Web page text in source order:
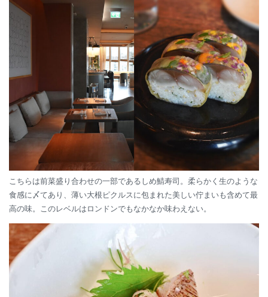
こちらは前菜盛り合わせの一部であるしめ鯖寿司。柔らかく生のような
食感に〆てあり、薄い大根ピクルスに包まれた美しい佇まいも含めて最
高の味。このレベルはロンドンでもなかなか味わえない。